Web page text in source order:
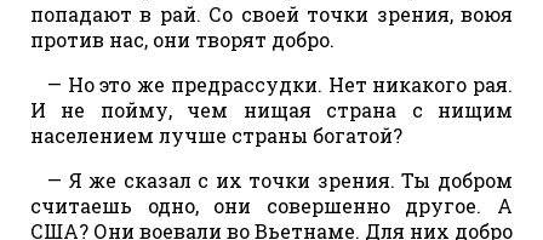
попадают в рай. Со своей точки зрения, воюя
против нас, они творят добро.
— Но это же предрассудки. Нет никакого рая.
И не пойму, чем нищая страна с нищим
населением лучше страны богатой?
— Я же сказал с их точки зрения. Ты добром
считаешь одно, они совершенно другое. А
США? Они воевали во Вьетнаме. Для них добро